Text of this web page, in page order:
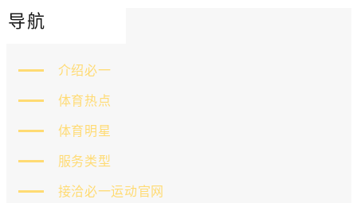
导航
介绍必一
体育热点
体育明星
服务类型
接洽必一运动官网